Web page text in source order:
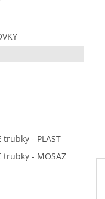
- PLAST
trubky - MOSAZ